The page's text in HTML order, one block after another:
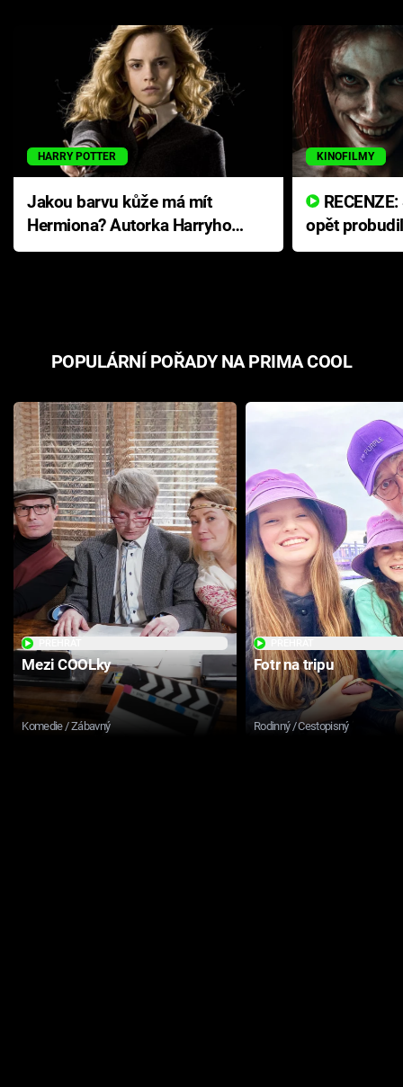
HARRY POTTER
Jakou barvu kůže má mít
Hermiona? Autorka Harryho
Pottera přišla s ráznou
KINOFILMY
opět
přichází s
POPULÁRNÍ POŘADY NA PRIMA COOL
Mezi COOLky
Komedie / Zábavný
Fotr na tripu
Rodinný / Cestopisný